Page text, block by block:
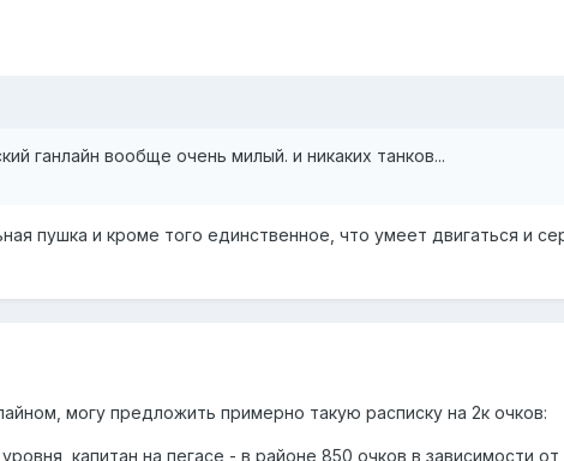
ганлайн вообще очень милый. и никаких танков...
пушка и кроме того единственное, что умеет двигаться и
могу предложить примерно такую расписку на 2к очков:
капитан на пегасе - в районе 850 очков в зависимости от